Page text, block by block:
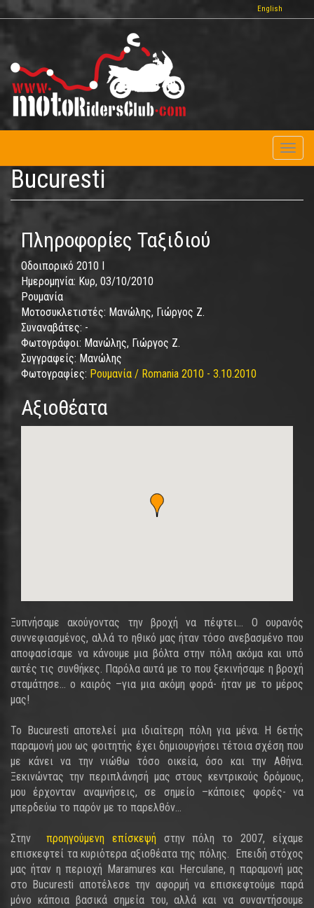
Παράκαμψη
προς
περιεχόμενο
English
Bucuresti
Πληροφορίες Ταξιδιού
Οδοιπορικό 2010 I
Ημερομηνία: Κυρ, 03/10/2010
Ρουμανία
Μοτοσυκλετιστές: Μανώλης, Γιώργος Ζ.
Συναναβάτες: -
Φωτογράφοι: Μανώλης, Γιώργος Ζ.
Συγγραφείς: Μανώλης
Φωτογραφίες: Ρουμανία / Romania 2010 - 3.10.2010
Αξιοθέατα
Ξυπνήσαμε ακούγοντας την βροχή να πέφτει… Ο ουρανός
συννεφιασμένος, αλλά το ηθικό μας ήταν τόσο ανεβασμένο που
αποφασίσαμε να κάνουμε μια βόλτα στην πόλη ακόμα και υπό
αυτές τις συνθήκες. Παρόλα αυτά με το που ξεκινήσαμε η βροχή
σταμάτησε… ο καιρός –για μια ακόμη φορά- ήταν με το μέρος
μας!
Το Bucuresti αποτελεί μια ιδιαίτερη πόλη για μένα. Η 6ετής
παραμονή μου ως φοιτητής έχει δημιουργήσει τέτοια σχέση που
με κάνει να την νιώθω τόσο οικεία, όσο και την Αθήνα.
Ξεκινώντας την περιπλάνησή μας στους κεντρικούς δρόμους,
μου έρχονταν αναμνήσεις, σε σημείο –κάποιες φορές- να
μπερδεύω το παρόν με το παρελθόν…
Στην προηγούμενη επίσκεψή στην πόλη το 2007, είχαμε
επισκεφτεί τα κυριότερα αξιοθέατα της πόλης. Επειδή στόχος
μας ήταν η περιοχή Maramures και Herculane, η παραμονή μας
στο Bucuresti αποτέλεσε την αφορμή να επισκεφτούμε παρά
μόνο κάποια βασικά σημεία του, αλλά και να συναντήσουμε